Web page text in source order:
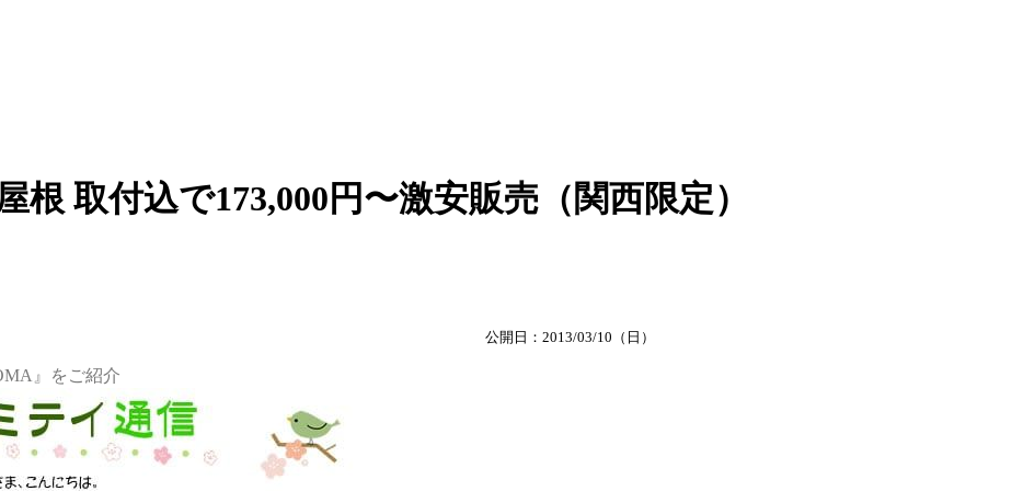
取付込で173,000円〜激安販売（関西限定）
公開日：2013/03/10（日）
』をご紹介